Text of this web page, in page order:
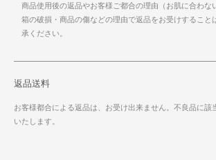
商品使用後の返品やお客様ご都合の理由（お肌に合わな
箱の破損・商品の傷などの理由で返品をお受けすること
承ください。
返品送料
お客様都合による返品は、お受け出来ません。不良品に該
いたします。